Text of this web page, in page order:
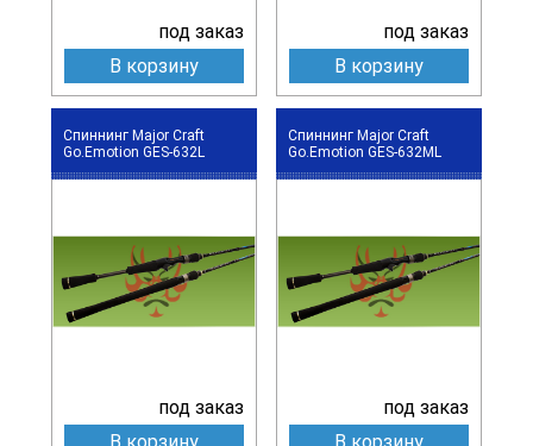
под заказ
В корзину
под заказ
В корзину
Спиннинг Major Craft
Go.Emotion GES-632L
под заказ
В корзину
Спиннинг Major Craft
Go.Emotion GES-632ML
под заказ
В корзину